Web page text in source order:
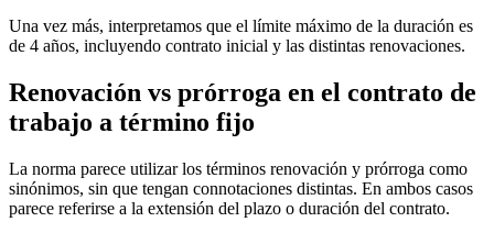
Una vez más, interpretamos que el límite máximo de la duración es
de 4 años, incluyendo contrato inicial y las distintas renovaciones.
Renovación vs prórroga en el contrato de
trabajo a término fijo
La norma parece utilizar los términos renovación y prórroga como
sinónimos, sin que tengan connotaciones distintas. En ambos casos
parece referirse a la extensión del plazo o duración del contrato.